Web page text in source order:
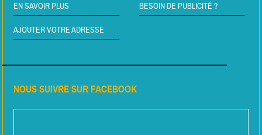
EN SAVOIR PLUS BESOIN DE PUBLICITÉ ?
AJOUTER VOTRE ADRESSE
NOUS SUIVRE SUR FACEBOOK